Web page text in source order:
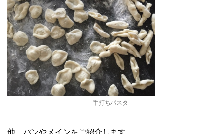
手打ちパスタ
他、パンやメインをご紹介します。